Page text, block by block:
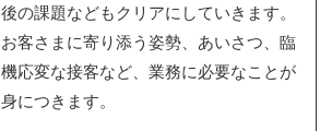
後の課題などもクリアにしていきます。
お客さまに寄り添う姿勢、あいさつ、臨
機応変な接客など、業務に必要なことが
身につきます。